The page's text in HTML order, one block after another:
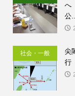
へ
公...
社会・一般
尖
行